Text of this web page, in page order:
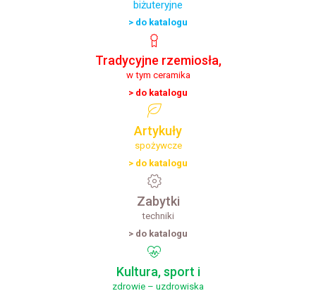
biżuteryjne
> do katalogu
Tradycyjne rzemiosła,
w tym ceramika
> do katalogu
Artykuły
spożywcze
> do katalogu
Zabytki
techniki
> do katalogu
Kultura, sport i
zdrowie – uzdrowiska